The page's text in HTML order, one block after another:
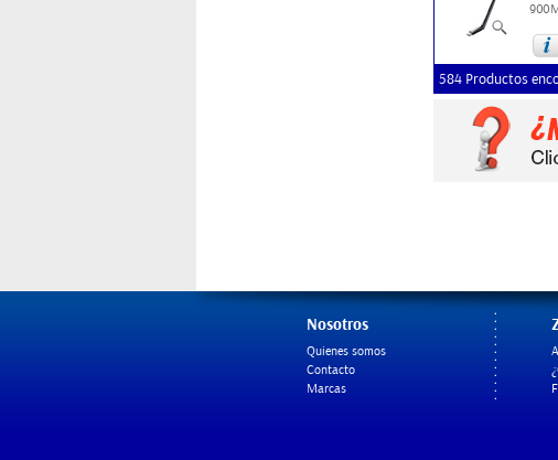
584 Productos
Nosotros
Quienes somos
Contacto
Marcas